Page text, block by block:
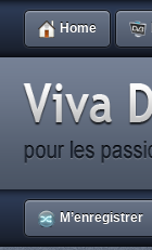
Home
M’enregistrer